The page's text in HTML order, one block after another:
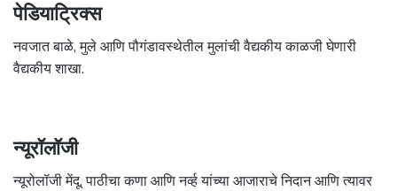
पेडियाट्रिक्स
नवजात बाळे, मुले आणि पौगंडावस्थेतील मुलांची वैद्यकीय काळजी घेणारी
वैद्यकीय शाखा.
न्यूरॉलॉजी
न्यूरोलॉजी मेंदू, पाठीचा कणा आणि नर्व्ह यांच्या आजाराचे निदान आणि त्यावर